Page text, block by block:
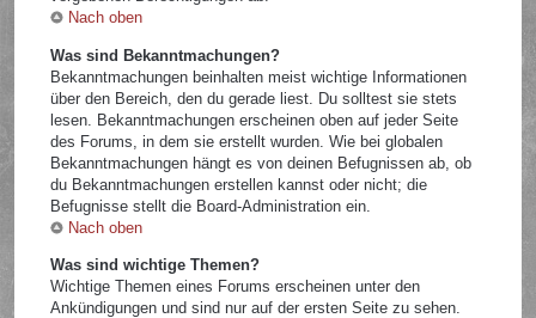
Nach oben
Was sind Bekanntmachungen?
Bekanntmachungen beinhalten meist wichtige Informationen
über den Bereich, den du gerade liest. Du solltest sie stets
lesen. Bekanntmachungen erscheinen oben auf jeder Seite
des Forums, in dem sie erstellt wurden. Wie bei globalen
Bekanntmachungen hängt es von deinen Befugnissen ab, ob
du Bekanntmachungen erstellen kannst oder nicht; die
Befugnisse stellt die Board-Administration ein.
Nach oben
Was sind wichtige Themen?
Wichtige Themen eines Forums erscheinen unter den
Ankündigungen und sind nur auf der ersten Seite zu sehen.